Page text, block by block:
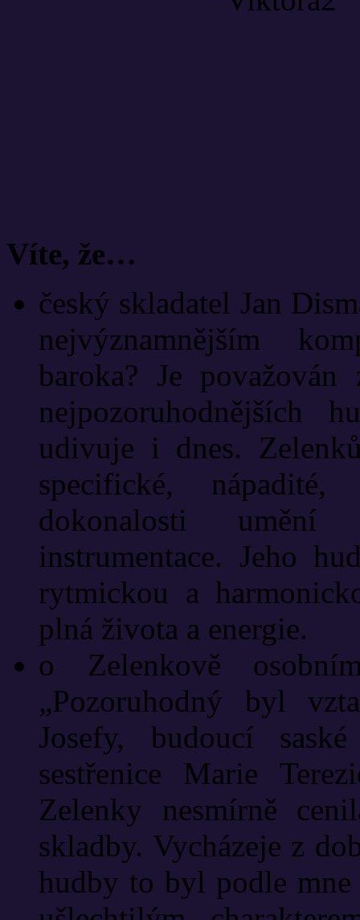
Víte, že…
český skladatel Jan
nejvýznamnějším
baroka? Je
nejpozoruhodnějších
udivuje i dnes.
specifické,
dokonalosti umění
instrumentace. Jeho
rytmickou a
plná života a energie.
o Zelenkově
„Pozoruhodný byl
Josefy, budoucí
sestřenice Marie
Zelenky nesmírně
skladby. Vycházeje z
hudby to byl podle mne